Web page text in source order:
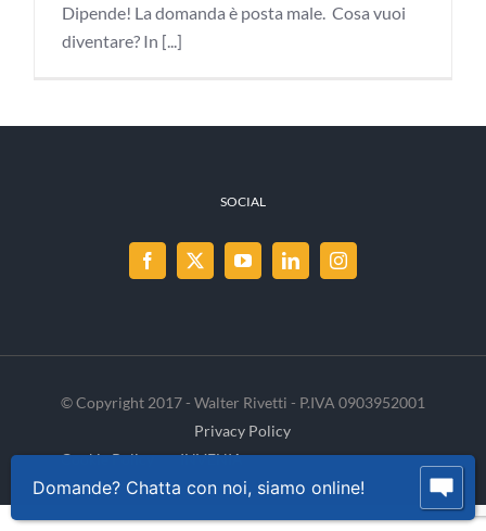
Dipende! La domanda è posta male. Cosa vuoi
diventare? In [...]
SOCIAL
© Copyright 2017 - Walter Rivetti - P.IVA 0903952001
Privacy Policy
Cookie Policy
INVENIA
Domande? Chatta con noi, siamo online!